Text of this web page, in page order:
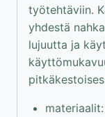
työtehtäviin.
yhdestä
lujuutta ja
materiaalit: